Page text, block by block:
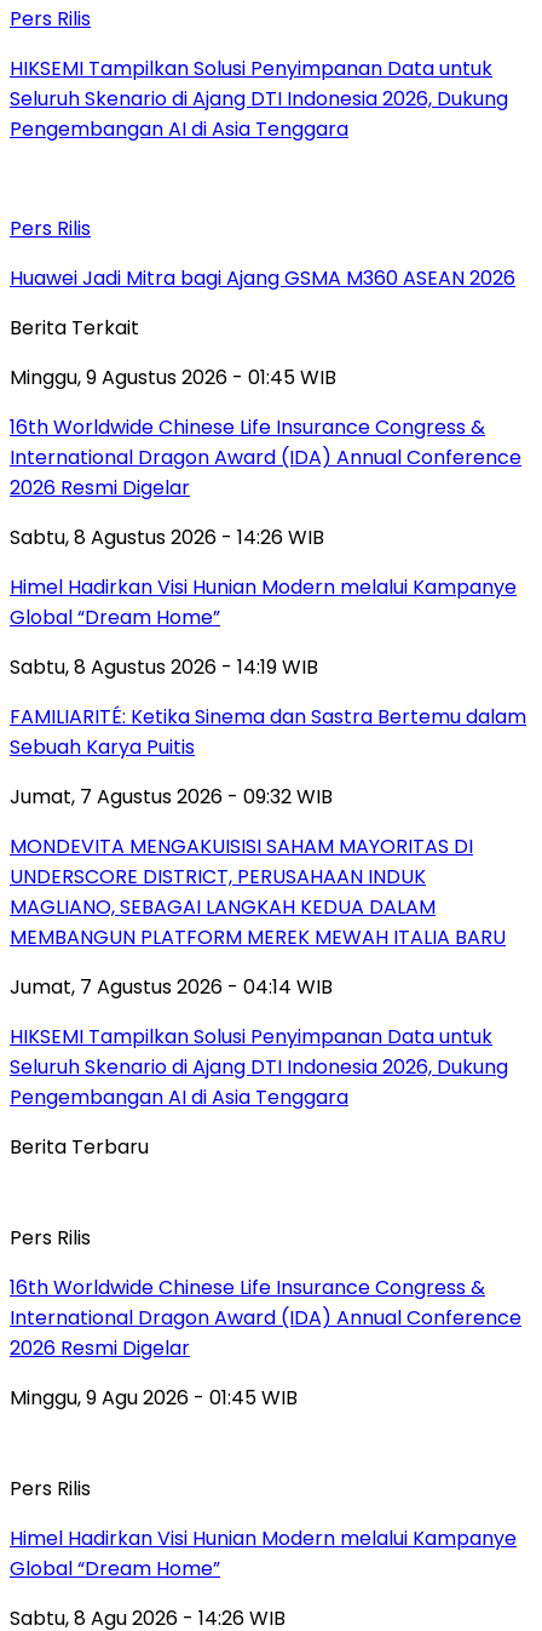
Pers Rilis
HIKSEMI Tampilkan Solusi Penyimpanan Data untuk
Seluruh Skenario di Ajang DTI Indonesia 2026, Dukung
Pengembangan AI di Asia Tenggara
Pers Rilis
Huawei Jadi Mitra bagi Ajang GSMA M360 ASEAN 2026
Berita Terkait
Minggu, 9 Agustus 2026 - 01:45 WIB
16th Worldwide Chinese Life Insurance Congress &
International Dragon Award (IDA) Annual Conference
2026 Resmi Digelar
Sabtu, 8 Agustus 2026 - 14:26 WIB
Himel Hadirkan Visi Hunian Modern melalui Kampanye
Global “Dream Home”
Sabtu, 8 Agustus 2026 - 14:19 WIB
FAMILIARITÉ: Ketika Sinema dan Sastra Bertemu dalam
Sebuah Karya Puitis
Jumat, 7 Agustus 2026 - 09:32 WIB
MONDEVITA MENGAKUISISI SAHAM MAYORITAS DI
UNDERSCORE DISTRICT, PERUSAHAAN INDUK
MAGLIANO, SEBAGAI LANGKAH KEDUA DALAM
MEMBANGUN PLATFORM MEREK MEWAH ITALIA BARU
Jumat, 7 Agustus 2026 - 04:14 WIB
HIKSEMI Tampilkan Solusi Penyimpanan Data untuk
Seluruh Skenario di Ajang DTI Indonesia 2026, Dukung
Pengembangan AI di Asia Tenggara
Berita Terbaru
Pers Rilis
16th Worldwide Chinese Life Insurance Congress &
International Dragon Award (IDA) Annual Conference
2026 Resmi Digelar
Minggu, 9 Agu 2026 - 01:45 WIB
Pers Rilis
Himel Hadirkan Visi Hunian Modern melalui Kampanye
Global “Dream Home”
Sabtu, 8 Agu 2026 - 14:26 WIB